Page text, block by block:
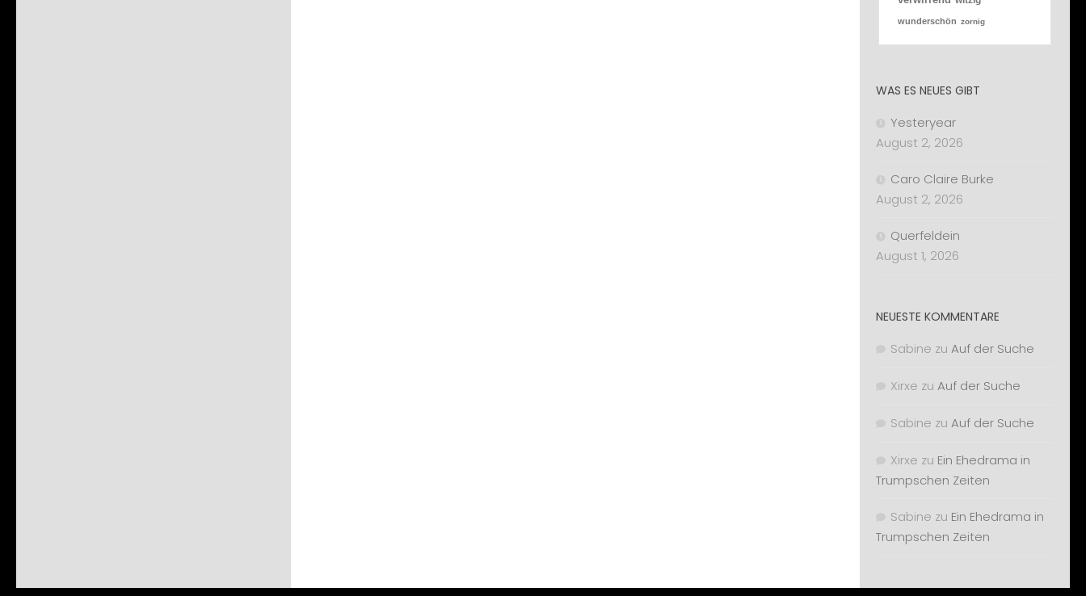
wunderschön zornig
WAS ES NEUES GIBT
Yesteryear
August 2, 2026
Caro Claire Burke
August 2, 2026
Querfeldein
August 1, 2026
NEUESTE KOMMENTARE
Sabine zu Auf der Suche
Xirxe zu Auf der Suche
Sabine zu Auf der Suche
Xirxe zu Ein Ehedrama in
Trumpschen Zeiten
Sabine zu Ein Ehedrama in
Trumpschen Zeiten